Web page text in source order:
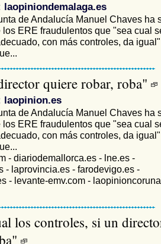
laopiniondemalaga.es
de Andalucía Manuel Chaves ha
ERE fraudulentos que "sea cual
con más controles, da
quiere robar, roba"
laopinion.es
de Andalucía Manuel Chaves ha
ERE fraudulentos que "sea cual
con más controles, da
- diariodemallorca.es - lne.es -
- laprovincia.es - farodevigo.es -
- levante-emv.com -
los controles, si un